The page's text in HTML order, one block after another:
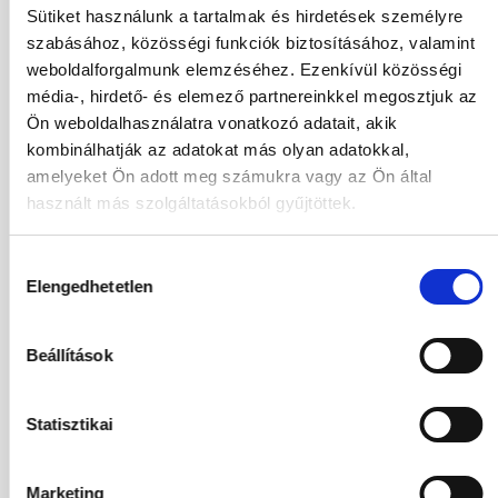
Sütiket használunk a tartalmak és hirdetések személyre
szabásához, közösségi funkciók biztosításához, valamint
weboldalforgalmunk elemzéséhez. Ezenkívül közösségi
média-, hirdető- és elemező partnereinkkel megosztjuk az
Ön weboldalhasználatra vonatkozó adatait, akik
kombinálhatják az adatokat más olyan adatokkal,
amelyeket Ön adott meg számukra vagy az Ön által
használt más szolgáltatásokból gyűjtöttek.
kiválasztása
Elengedhetetlen
Beállítások
Statisztikai
Marketing
02.10.2026 - 11.10.2026(9 Éjszaka)
Budapest
Járatinformációk
ECO DOUBLE ROOM
All Inclusive
635 462HUF
2Felnőttek,0 Gyermekek Kiválasztás
ECO DOUBLE ROOM
576 594HUF